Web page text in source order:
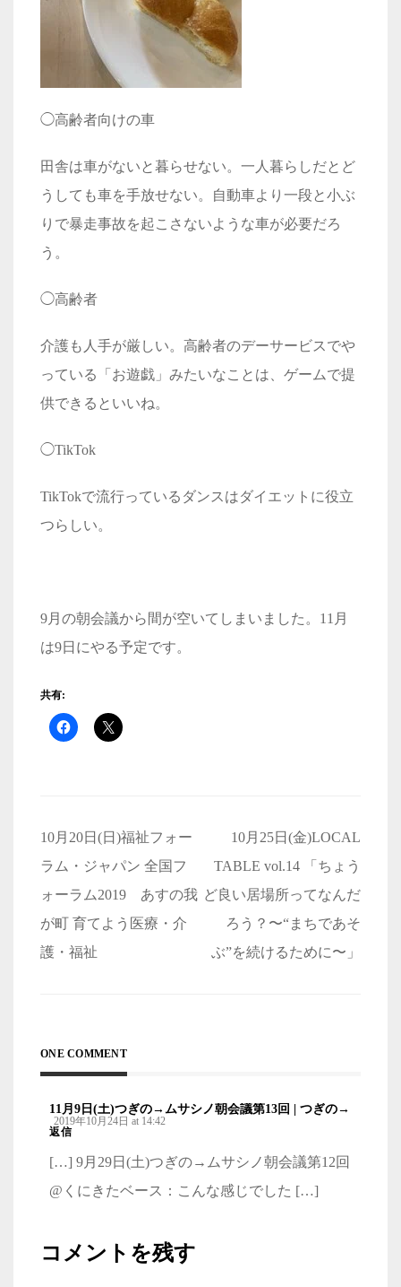
◯高齢者向けの車
田舎は車がないと暮らせない。一人暮らしだとど
うしても車を手放せない。自動車より一段と小ぶ
りで暴走事故を起こさないような車が必要だろ
う。
◯高齢者
介護も人手が厳しい。高齢者のデーサービスでや
っている「お遊戯」みたいなことは、ゲームで提
供できるといいね。
◯TikTok
TikTokで流行っているダンスはダイエットに役立
つらしい。
9月の朝会議から間が空いてしまいました。11月
は9日にやる予定です。
共有:
投
稿
ナ
ビ
ゲ
ョ
ン
10月20日(日)福祉フォー
ラム・ジャパン 全国フ
ォーラム2019 あすの我
が町 育てよう医療・介
護・福祉
10月25日(金)LOCAL
TABLE vol.14 「ちょう
ど良い居場所ってなんだ
ろう？〜“まちであそ
ぶ”を続けるために〜」
ONE COMMENT
11月9日(土)つぎの→ムサシノ朝会議第13回 | つぎの→
2019年10月24日 at 14:42
返信
[…] 9月29日(土)つぎの→ムサシノ朝会議第12回
@くにきたベース：こんな感じでした […]
コメントを残す